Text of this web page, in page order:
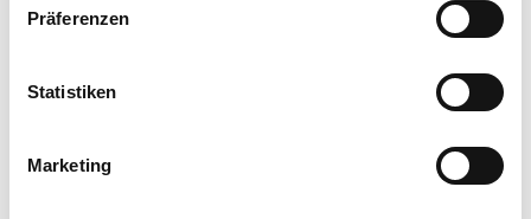
Präferenzen
Statistiken
Marketing
Bitte einloggen, um Preise zu
Bitte einloggen, um Preise zu
PRODUKTEIGENSCHAFTEN